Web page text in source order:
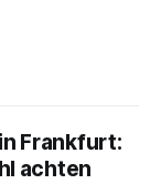
Frankfurt:
achten